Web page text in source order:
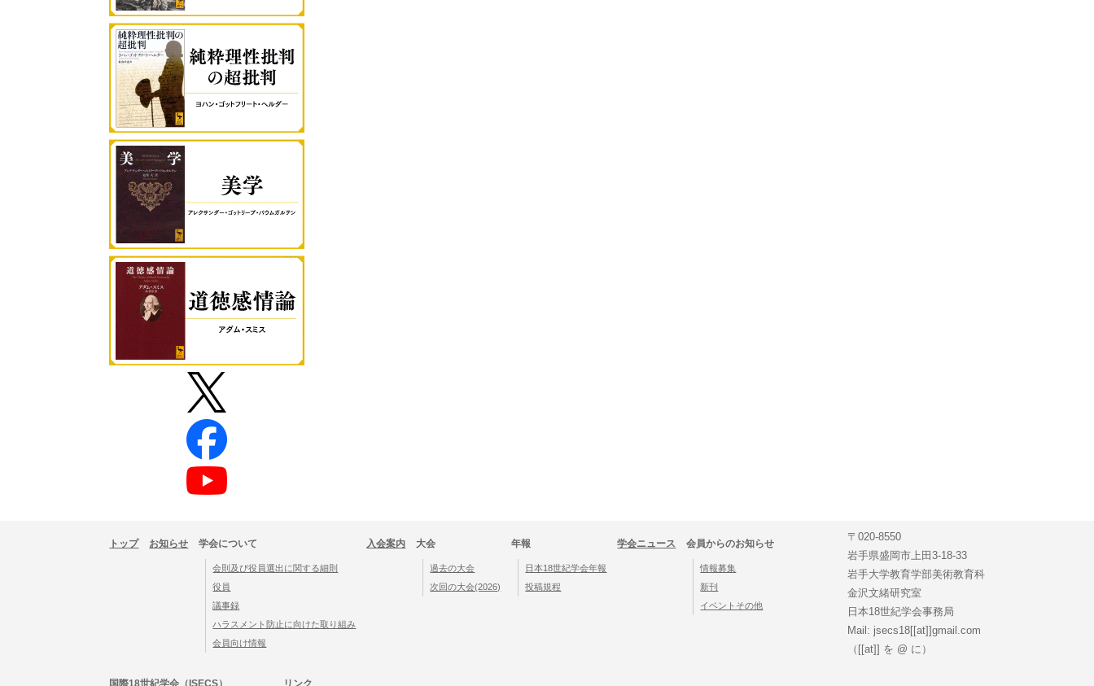
トップ お知らせ 学会について
会則及び役員選出に関する細則
役員
議事録
ハラスメント防止に向けた取り組み
​会員向け情報
入会案内 大会
過去の大会
次回の大会(2026)
年報
日本18世紀学会年報
​投稿規程
​学会ニュース 会員からのお知らせ
情報募集
新刊
イベントその他
〒020-8550
岩手県盛岡市上田3-18-33
岩手大学教育学部美術教育科
金沢文緒研究室
日本18世紀学会事務局
Mail: jsecs18[[at]]gmail.com
（[[at]] を @ に）